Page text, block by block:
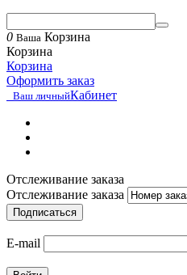
0 Ваша Корзина
Корзина
Корзина
Оформить заказ
Ваш личныйКабинет
Отслеживание заказа
Отслеживание заказа
Подписаться
E-mail